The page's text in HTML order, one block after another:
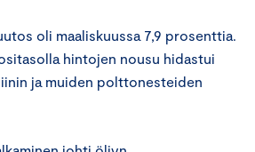
oli maaliskuussa 7,9 prosenttia.
hintojen nousu hidastui
ja muiden polttonesteiden